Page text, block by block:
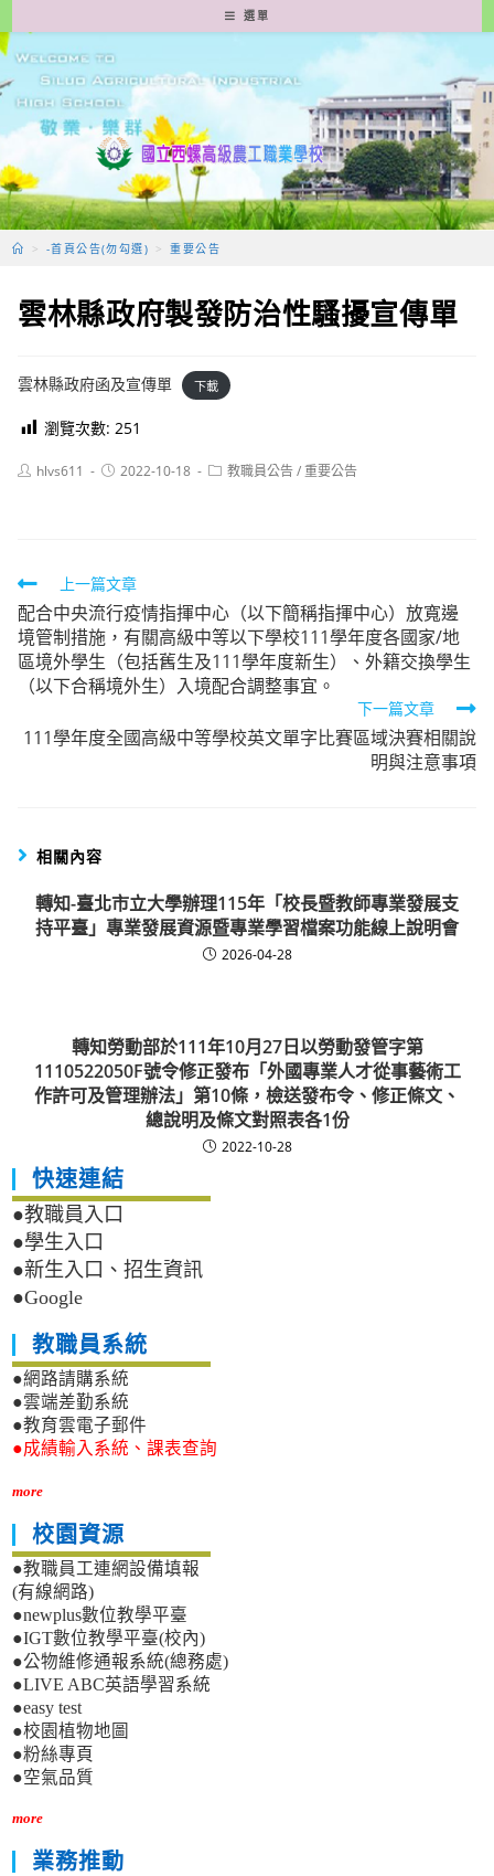
轉
至
要
容
選單
> -首頁公告(勿勾選) > 重要公告
雲林縣政府製發防治性騷擾宣傳單
雲林縣政府函及宣傳單 下載
瀏覽次數: 251
Posthlvs611
Post2022-10-18
Post教職員公告/重要公告
Read
more
articles
上一篇文章
配合中央流行疫情指揮中心（以下簡稱指揮中心）放寬邊
境管制措施，有關高級中等以下學校111學年度各國家/地
區境外學生（包括舊生及111學年度新生）、外籍交換學生
（以下合稱境外生）入境配合調整事宜。
下一篇文章
111學年度全國高級中等學校英文單字比賽區域決賽相關說
明與注意事項
相關內容
轉知-臺北市立大學辦理115年「校長暨教師專業發展支
持平臺」專業發展資源暨專業學習檔案功能線上說明會
2026-04-28
轉知勞動部於111年10月27日以勞動發管字第
1110522050F號令修正發布「外國專業人才從事藝術工
作許可及管理辦法」第10條，檢送發布令、修正條文、
總說明及條文對照表各1份
2022-10-28
快速連結
●教職員入口
●學生入口
●新生入口、招生資訊
●Google
教職員系統
●網路請購系統
●雲端差勤系統
●教育雲電子郵件
●成績輸入系統、課表查詢
more
校園資源
●教職員工連網設備填報
(有線網路)
●newplus數位教學平臺
●IGT數位教學平臺(校內)
●公物維修通報系統(總務處)
●LIVE ABC英語學習系統
●easy test
●校園植物地圖
●粉絲專頁
●空氣品質
more
業務推動